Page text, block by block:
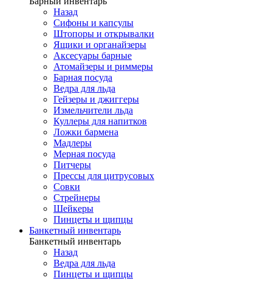
Назад
Сифоны и капсулы
Штопоры и открывалки
Ящики и органайзеры
Аксесуары барные
Атомайзеры и риммеры
Барная посуда
Ведра для льда
Гейзеры и джиггеры
Измельчители льда
Куллеры для напитков
Ложки бармена
Мадлеры
Мерная посуда
Питчеры
Прессы для цитрусовых
Совки
Стрейнеры
Шейкеры
Пинцеты и щипцы
Банкетный инвентарь
Банкетный инвентарь
Назад
Ведра для льда
Пинцеты и щипцы